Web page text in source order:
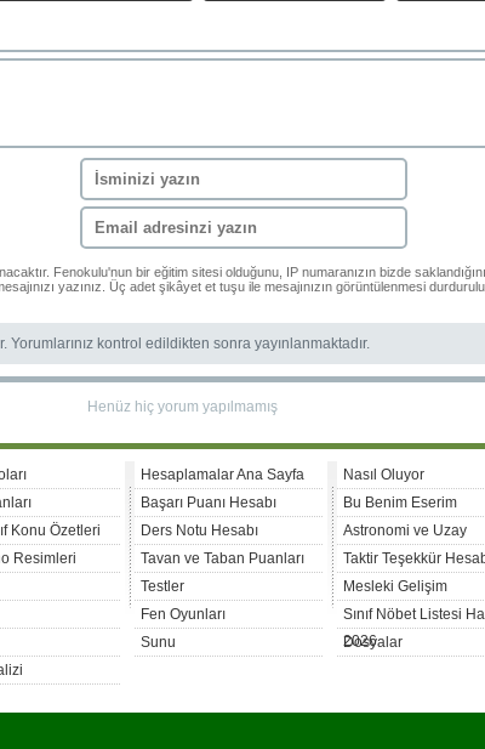
Fenokulu'nun bir eğitim sitesi olduğunu, IP numaranızın bizde
yazınız. Üç adet şikâyet et tuşu ile mesajınızın görüntülenmesi
kontrol edildikten sonra yayınlanmaktadır.
Henüz hiç yorum yapılmamış
Konu Özetleri
Resimleri
Hesaplamalar Ana Sayfa
Başarı Puanı Hesabı
Ders Notu Hesabı
Tavan ve Taban Puanları
Testler
Fen Oyunları
Sunu
Nasıl Oluyor
Bu Benim Eserim
Astronomi ve Uzay
Taktir Teşekkür
Mesleki Gelişim
Sınıf Nöbet Listesi
2026
Dosyalar